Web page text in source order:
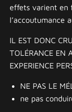
effets varient en
l’accoutumance
IL EST DONC
TOLÉRANCE EN
EXPERIENCE
NE PAS LE
ne pas